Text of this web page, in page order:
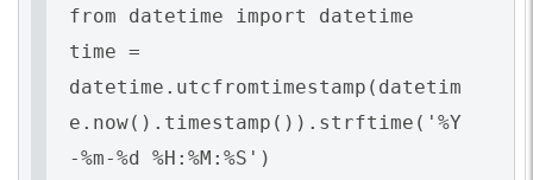
from datetime import datetime
time =
datetime.utcfromtimestamp(datetim
e.now().timestamp()).strftime('%Y
-%m-%d %H:%M:%S')